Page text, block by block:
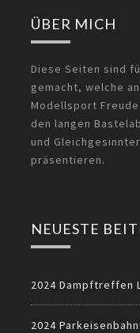
ÜBER MICH
Diese Seiten sind
gemacht, welche
Modellsport
den langen
und
präsentieren.
NEUESTE
2024 Dampftreffen
2024